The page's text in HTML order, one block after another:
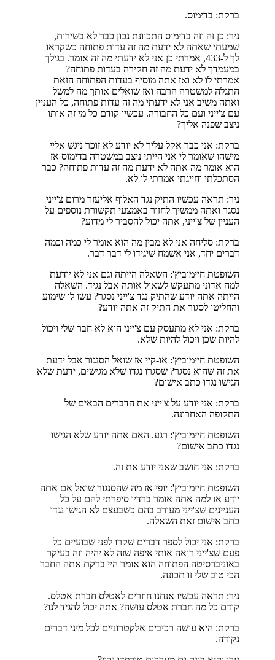
ברקת: בדימוס.
ניר: כן זה וזה בדימוס התכוונת נכון כבר לא בשירות,
שמעתי שאתה לא ידעת מה זה עדות פתוחה כשקראו
לך ל-433, אמרתי כן אני לא ידעתי מה זה אומר. בגילך
במעמדך לא ידעת מה זה חקירה בעדות פתוחה?
אמרתי לו לא ואז אתה מוסיף בעדות הפתוחה הזאת
התגלה למשטרה הרבה ואז שואלים אותך מה למשל
ואתה משיב אני לא ידעתי מה זה עדות פתוחה, כל העניין
עם צ'ייני ועם כל החבורה. עכשיו קודם כל מי זה אותו
ניצב שפנה אליך?
ברקת: אני כבר אקל עליך לא יודע לא זוכר ניגש אליי
מישהו שאומר לי אני הייתי ניצב במשטרה בדימוס אז
הוא אומר מה אתה לא ידעת מה זה עדות פתוחה? כבר
הסתכלתי וחייגתי אמרתי לו לא.
ניר: תראה עכשיו התיק נגד האלוף אליעזר מרום צ'ייני
נסגר ואתה ממשיך לחזור באמצעי תקשורת נוספים על
העניין של צ'ייני, אתה יכול להסביר לי מדוע?
ברקת: סליחה אני לא מבין מה הוא אומר לי כמה וכמה
דברים יחד, אני אשמח שיגידו לי דבר דבר.
השופטת חיימוביץ': השאלה הייתה וגם אני לא יודעת
למה אדוני מתעקש לשאול אותה אבל נגיד. השאלה
הייתה אתה יודע שהתיק נגד צ'ייני נסגר? עשו לו שימוע
והחליטו לסגור את התיק זה אתה יודע?
ברקת: אני לא מתעסק עם צ'ייני הוא לא חבר שלי ויכול
להיות שכן ויכול להיות שלא.
השופטת חיימוביץ': או-קיי אז שואל הסנגור אבל ידעת
את זה שהוא נסגר? שסגרו נגדו שלא מגישים, ידעת שלא
הגישו נגדו כתב אישום?
ברקת: אני יודע על צ'ייני את הדברים הבאים של
התקופה האחרונה.
השופטת חיימוביץ': רגע. האם אתה יודע שלא הגישו
נגדו כתב אישום?
ברקת: אני חושב שאני יודע את זה.
השופטת חיימוביץ': יופי אז מה שהסנגור שואל אם אתה
יודע אז למה אתה אומר ברדיו סיפרתי להם על כל
העניינים שצ'ייני מעורב בהם כשבעצם לא הגישו נגדו
כתב אישום זאת השאלה.
ברקת: אני יכול לספר דברים שקרו לפני שבועיים כל
פעם שצ'ייני רואה אותי איפה שזה לא יהיה וזה בעיקר
באוניברסיטה הפתוחה הוא אומר היי ברקת אתה החבר
הכי טוב שלי זו תכונה.
ניר: תראה עכשיו אנחנו חוזרים לאטלס חברת אטלס.
קודם כל מה חברת אטלס עושה? אתה יכול להגיד לנו?
ברקת: היא עושה רכיבים אלקטרוניים לכל מיני דברים
נקודה.